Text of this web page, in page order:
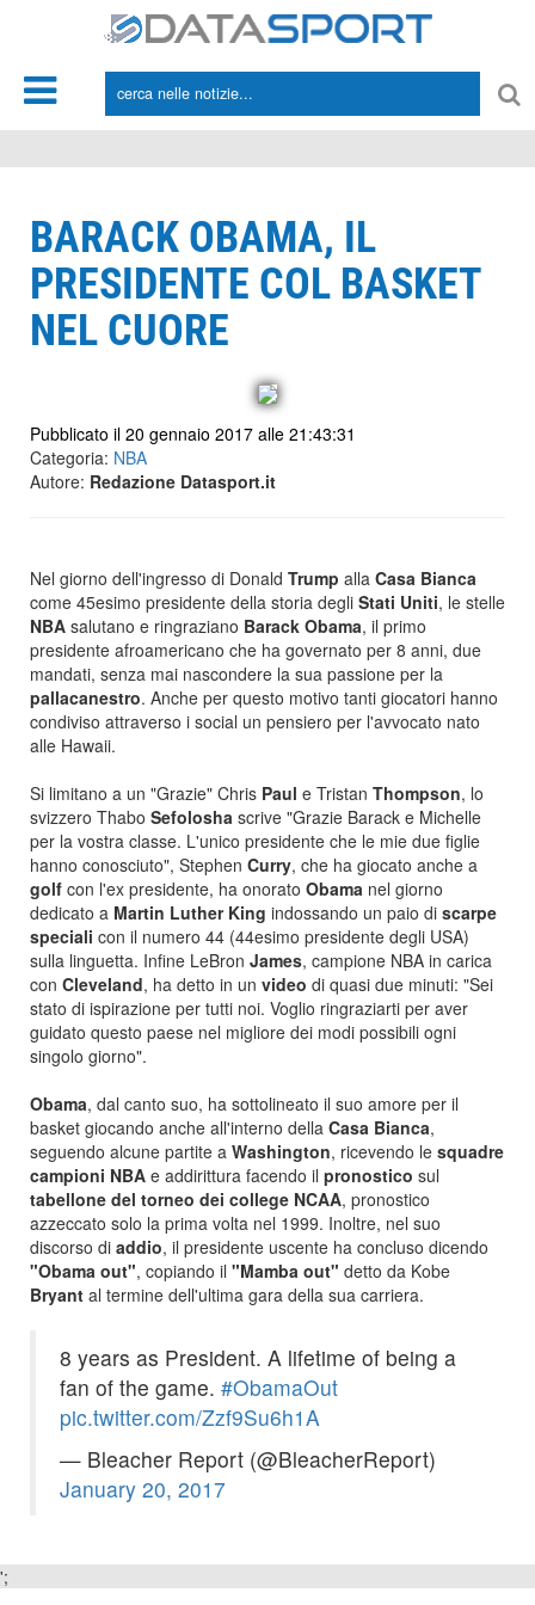
BARACK OBAMA, IL
PRESIDENTE COL BASKET
NEL CUORE
Pubblicato il 20 gennaio 2017 alle 21:43:31
Categoria: NBA
Autore: Redazione Datasport.it
Nel giorno dell'ingresso di Donald Trump alla Casa Bianca
come 45esimo presidente della storia degli Stati Uniti, le stelle
NBA salutano e ringraziano Barack Obama, il primo
presidente afroamericano che ha governato per 8 anni, due
mandati, senza mai nascondere la sua passione per la
pallacanestro. Anche per questo motivo tanti giocatori hanno
condiviso attraverso i social un pensiero per l'avvocato nato
alle Hawaii.
Si limitano a un "Grazie" Chris Paul e Tristan Thompson, lo
svizzero Thabo Sefolosha scrive "Grazie Barack e Michelle
per la vostra classe. L'unico presidente che le mie due figlie
hanno conosciuto", Stephen Curry, che ha giocato anche a
golf con l'ex presidente, ha onorato Obama nel giorno
dedicato a Martin Luther King indossando un paio di scarpe
speciali con il numero 44 (44esimo presidente degli USA)
sulla linguetta. Infine LeBron James, campione NBA in carica
con Cleveland, ha detto in un video di quasi due minuti: "Sei
stato di ispirazione per tutti noi. Voglio ringraziarti per aver
guidato questo paese nel migliore dei modi possibili ogni
singolo giorno".
Obama, dal canto suo, ha sottolineato il suo amore per il
basket giocando anche all'interno della Casa Bianca,
seguendo alcune partite a Washington, ricevendo le squadre
campioni NBA e addirittura facendo il pronostico sul
tabellone del torneo dei college NCAA, pronostico
azzeccato solo la prima volta nel 1999. Inoltre, nel suo
discorso di addio, il presidente uscente ha concluso dicendo
"Obama out", copiando il "Mamba out" detto da Kobe
Bryant al termine dell'ultima gara della sua carriera.
8 years as President. A lifetime of being a
fan of the game. #ObamaOut
pic.twitter.com/Zzf9Su6h1A
— Bleacher Report (@BleacherReport)
January 20, 2017
';